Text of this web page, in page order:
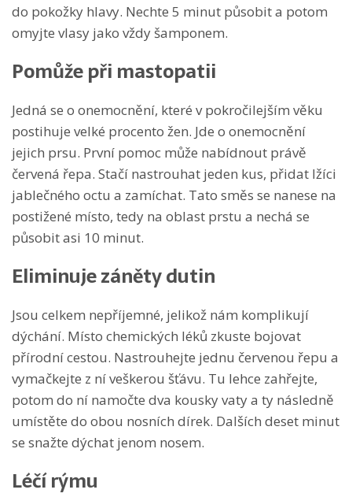
do pokožky hlavy. Nechte 5 minut působit a potom
omyjte vlasy jako vždy šamponem.
Pomůže při mastopatii
Jedná se o onemocnění, které v pokročilejším věku
postihuje velké procento žen. Jde o onemocnění
jejich prsu. První pomoc může nabídnout právě
červená řepa. Stačí nastrouhat jeden kus, přidat lžíci
jablečného octu a zamíchat. Tato směs se nanese na
postižené místo, tedy na oblast prstu a nechá se
působit asi 10 minut.
Eliminuje záněty dutin
Jsou celkem nepříjemné, jelikož nám komplikují
dýchání. Místo chemických léků zkuste bojovat
přírodní cestou. Nastrouhejte jednu červenou řepu a
vymačkejte z ní veškerou šťávu. Tu lehce zahřejte,
potom do ní namočte dva kousky vaty a ty následně
umístěte do obou nosních dírek. Dalších deset minut
se snažte dýchat jenom nosem.
Léčí rýmu